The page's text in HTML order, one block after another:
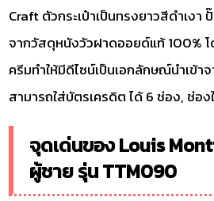
Craft ตัวกระเป๋าเป็นทรงยาวสีดำเงา
จากวัสดุหนังวัวฝาดออยด์แท้ 100%
ครีมทำให้มีดีไซน์เป็นเอกลักษณ์นำเข้
สามารถใส่บัตรเครดิต ได้ 6 ช่อง, ช่อ
จุดเด่นของ Louis
ผู้ชาย รุ่น TTM090